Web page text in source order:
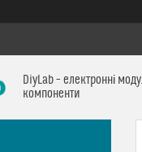
DiyLab – електронні
компоненти